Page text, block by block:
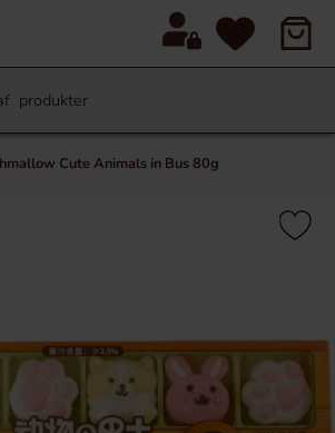
Cute Animals in Bus 80g